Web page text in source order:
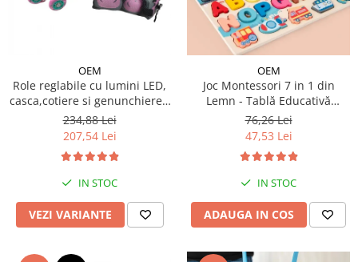
OEM
Role reglabile cu lumini LED,
casca,cotiere si genunchiere -
Ursuletul vesel Panda
234,88 Lei
207,54 Lei
IN STOC
VEZI VARIANTE
OEM
Joc Montessori 7 in 1 din
Lemn - Tablă Educativă
Logaritmică
76,26 Lei
47,53 Lei
IN STOC
ADAUGA IN COS